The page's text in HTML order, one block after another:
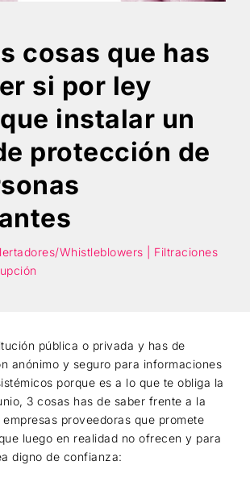
cosas que has
si por ley
instalar un
protección de
Whistleblowers | Filtraciones
pública o privada y has de
anónimo y seguro para informaciones
porque es a lo que te obliga la
3 cosas has de saber frente a la
proveedoras que promete
luego en realidad no ofrecen y para
digno de confianza: